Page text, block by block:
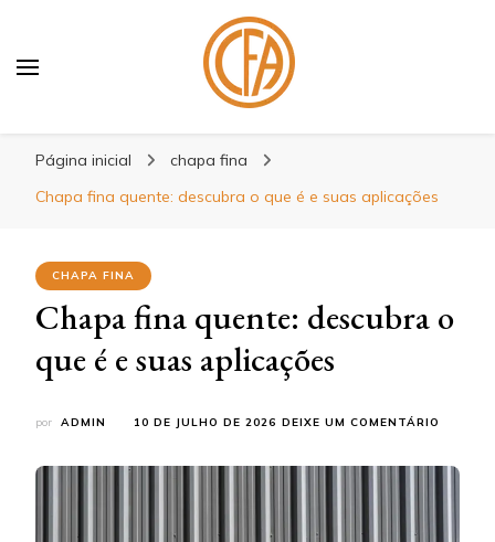
Página inicial
chapa fina
Chapa fina quente: descubra o que é e suas aplicações
CHAPA FINA
Chapa fina quente: descubra o
que é e suas aplicações
por ADMIN 10 DE JULHO DE 2026 DEIXE UM COMENTÁRIO